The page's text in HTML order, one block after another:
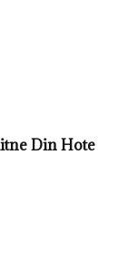
Din Hote